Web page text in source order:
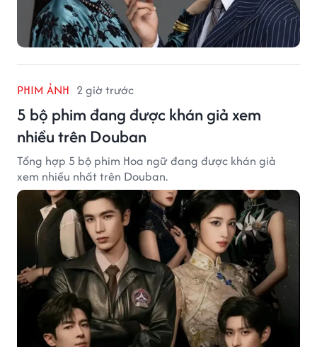
PHIM ẢNH 2 giờ trước
5 bộ phim đang được khán giả xem
nhiều trên Douban
Tổng hợp 5 bộ phim Hoa ngữ đang được khán giả
xem nhiều nhất trên Douban.